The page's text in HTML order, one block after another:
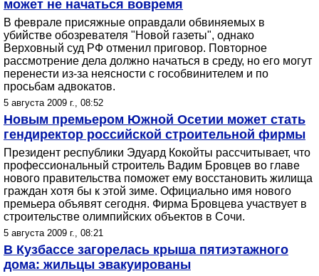
может не начаться вовремя
В феврале присяжные оправдали обвиняемых в
убийстве обозревателя "Новой газеты", однако
Верховный суд РФ отменил приговор. Повторное
рассмотрение дела должно начаться в среду, но его могут
перенести из-за неясности с гособвинителем и по
просьбам адвокатов.
5 августа 2009 г., 08:52
Новым премьером Южной Осетии может стать
гендиректор российской строительной фирмы
Президент республики Эдуард Кокойты рассчитывает, что
профессиональный строитель Вадим Бровцев во главе
нового правительства поможет ему восстановить жилища
граждан хотя бы к этой зиме. Официально имя нового
премьера объявят сегодня. Фирма Бровцева участвует в
строительстве олимпийских объектов в Сочи.
5 августа 2009 г., 08:21
В Кузбассе загорелась крыша пятиэтажного
дома: жильцы эвакуированы